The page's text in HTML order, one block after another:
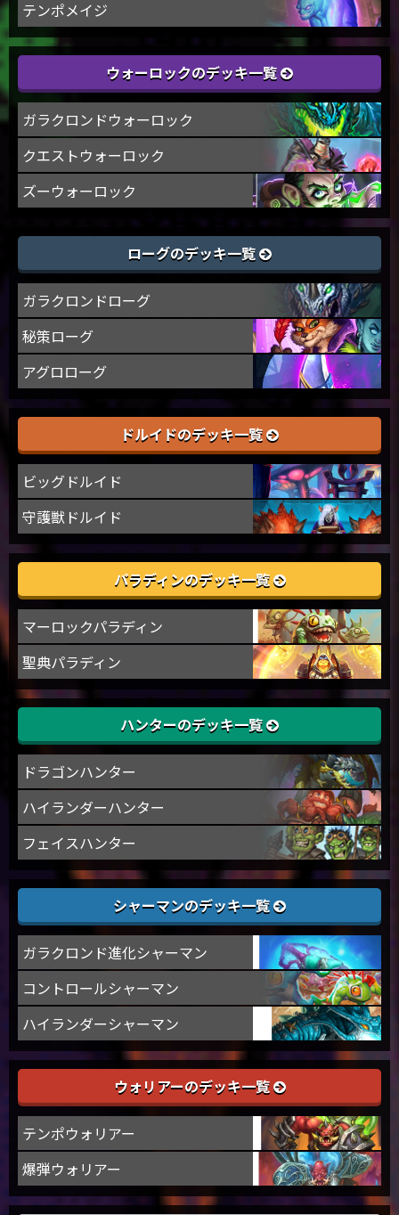
テンポメイジ
ウォーロックのデッキ一覧
ガラクロンドウォーロック
クエストウォーロック
ズーウォーロック
ローグのデッキ一覧
ガラクロンドローグ
秘策ローグ
アグロローグ
ドルイドのデッキ一覧
ビッグドルイド
守護獣ドルイド
パラディンのデッキ一覧
マーロックパラディン
聖典パラディン
ハンターのデッキ一覧
ドラゴンハンター
ハイランダーハンター
フェイスハンター
シャーマンのデッキ一覧
ガラクロンド進化シャーマン
コントロールシャーマン
ハイランダーシャーマン
ウォリアーのデッキ一覧
テンポウォリアー
爆弾ウォリアー